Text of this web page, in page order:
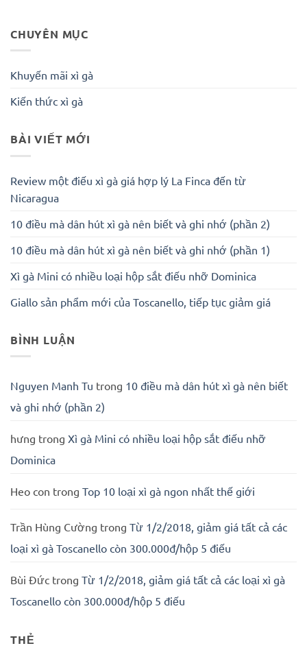
CHUYÊN MỤC
Khuyến mãi xì gà
Kiến thức xì gà
BÀI VIẾT MỚI
Review một điếu xì gà giá hợp lý La Finca đến từ
Nicaragua
10 điều mà dân hút xì gà nên biết và ghi nhớ (phần 2)
10 điều mà dân hút xì gà nên biết và ghi nhớ (phần 1)
Xì gà Mini có nhiều loại hộp sắt điếu nhỡ Dominica
Giallo sản phẩm mới của Toscanello, tiếp tục giảm giá
BÌNH LUẬN
Nguyen Manh Tu trong 10 điều mà dân hút xì gà nên biết
và ghi nhớ (phần 2)
hưng trong Xì gà Mini có nhiều loại hộp sắt điếu nhỡ
Dominica
Heo con trong Top 10 loại xì gà ngon nhất thế giới
Trần Hùng Cường trong Từ 1/2/2018, giảm giá tất cả các
loại xì gà Toscanello còn 300.000đ/hộp 5 điếu
Bùi Đức trong Từ 1/2/2018, giảm giá tất cả các loại xì gà
Toscanello còn 300.000đ/hộp 5 điếu
THẺ